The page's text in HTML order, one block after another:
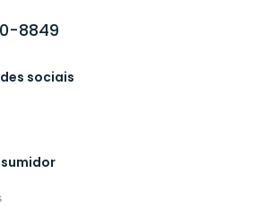
8849
sociais